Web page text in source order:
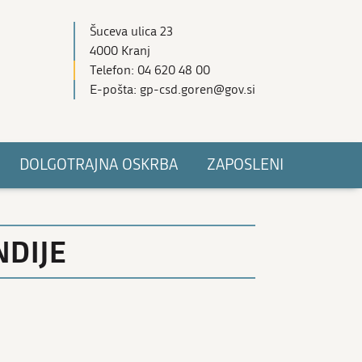
Šuceva ulica 23
4000 Kranj
Telefon: 04 620 48 00
E-pošta: gp-csd.goren@gov.si
DOLGOTRAJNA OSKRBA ZAPOSLENI